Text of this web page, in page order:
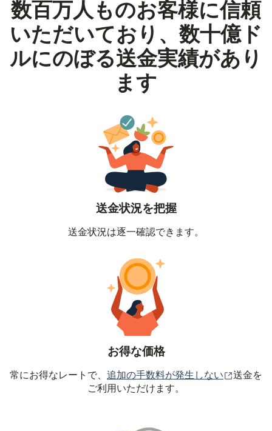
数百万人ものお客様に信頼
いただいており、数十億ド
ルにのぼる送金実績があり
ます
送金状況を把握
送金状況は逐一確認できます。
お得な価格
常にお得なレートで、 追加の手数料が発生しない （別ウ
送金を
ご利用いただけます。